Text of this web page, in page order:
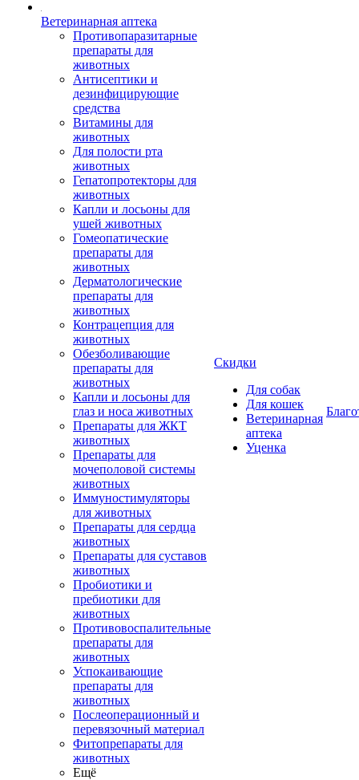
Ветеринарная аптека
Противопаразитарные
препараты для
животных
Антисептики и
дезинфицирующие
средства
Витамины для
животных
Для полости рта
животных
Гепатопротекторы для
животных
Капли и лосьоны для
ушей животных
Гомеопатические
препараты для
животных
Дерматологические
препараты для
животных
Контрацепция для
животных
Обезболивающие
препараты для
животных
Капли и лосьоны для
глаз и носа животных
Препараты для ЖКТ
животных
Препараты для
мочеполовой системы
животных
Иммуностимуляторы
для животных
Препараты для сердца
животных
Препараты для суставов
животных
Пробиотики и
пребиотики для
животных
Противовоспалительные
препараты для
животных
Успокаивающие
препараты для
животных
Послеоперационный и
перевязочный материал
Фитопрепараты для
животных
Ещё
Скидки
Для собак
Для кошек
Ветеринарная
аптека
Уценка